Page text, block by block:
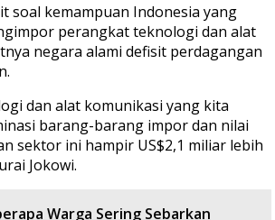
soal kemampuan Indonesia yang
perangkat teknologi dan alat
negara alami defisit perdagangan
dan alat komunikasi yang kita
barang-barang impor dan nilai
sektor ini hampir US$2,1 miliar lebih
Jokowi.
Warga Sering Sebarkan